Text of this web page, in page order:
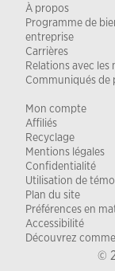
À propos
Programme de
entreprise
Carrières
Relations avec les
Communiqués de
Mon compte
Affiliés
Recyclage
Mentions légales
Confidentialité
Utilisation de
Plan du site
Préférences en
Accessibilité
Découvrez
©